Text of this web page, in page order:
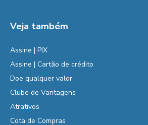
Veja também
Assine | PIX
Assine | Cartão de crédito
Doe qualquer valor
Clube de Vantagens
Atrativos
Cota de Compras